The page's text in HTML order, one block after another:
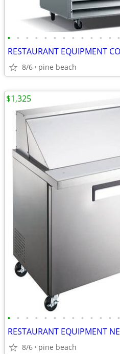
• • • • • • • • • • • • •
8/6 pine beach
• • • • • • • • • • • • •
8/6 pine beach
$1,325